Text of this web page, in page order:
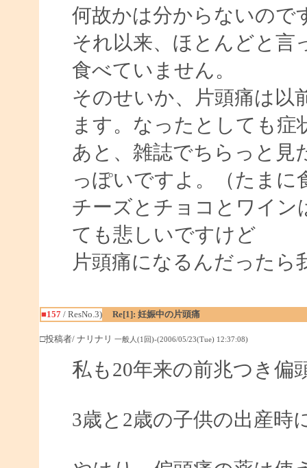
何故かは分からないので
それ以来、ほとんどと言
食べていません。
そのせいか、片頭痛は以
ます。なったとしても
あと、雑誌でちらっと見
っぽいですよ。（たまに
チーズとチョコとワイン
ても悲しいですけど
片頭痛になるんだった
■157/ ResNo.3) Re[1]: 妊娠中の片頭痛
□投稿者/ ナリナリ 一般人(1回)-(2006/05/23(Tue) 12:37:08)
私も20年来の前兆つき偏
3歳と2歳の子供の出産時